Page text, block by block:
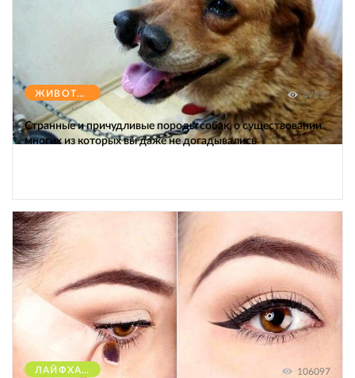
ЖИВОТНЫЕ 47571
Странные и причудливые породы собак, о существовании
многих из которых вы даже не догадывались
ЛАЙФХАКИ 106097